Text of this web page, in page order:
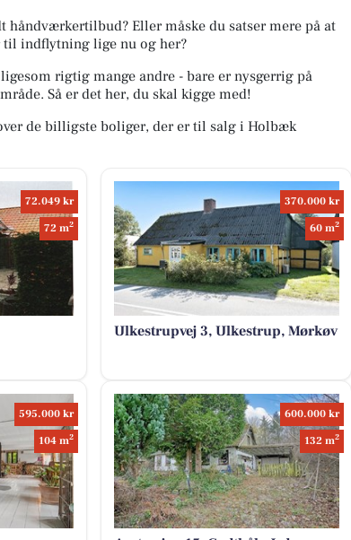
håndværkertilbud? Eller måske du satser mere på at
til indflytning lige nu og her?
rigtig mange andre - bare er nysgerrig på
Så er det her, du skal kigge med!
de billigste boliger, der er til salg i Holbæk
72.049 kr
72 m2
370.000 kr
60 m2
Ulkestrupvej 3, Ulkestrup, Mørkøv
595.000 kr
104 m2
600.000 kr
132 m2